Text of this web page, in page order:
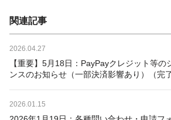
関連記事
2026.04.27
【重要】5月18日：PayPayクレジット等の
ンスのお知らせ（一部決済影響あり）（完了
2026.01.15